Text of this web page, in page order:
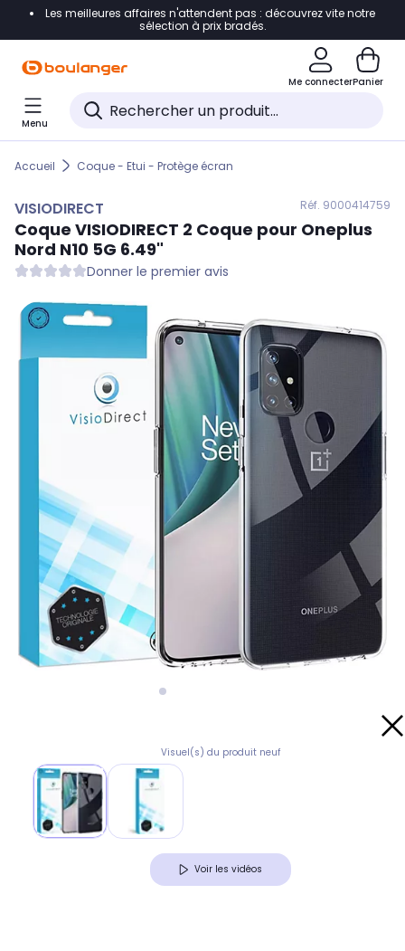
Accéder directement à la navigation
Accéder directement au pied de page
Accéder directement au chatbot
Les meilleures affaires n'attendent pas : découvrez vite notre
sélection à prix bradés.
Me connecterPanier
Menu
Accueil Coque - Etui - Protège écran
VISIODIRECT Réf. 9000414759
Coque VISIODIRECT 2 Coque pour Oneplus
Nord N10 5G 6.49"
Donner le premier avis
Visuel(s) du produit neuf
Voir les vidéos